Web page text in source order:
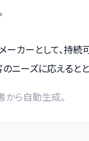
カーとして、持
ニーズに応えると
ら自動生成。